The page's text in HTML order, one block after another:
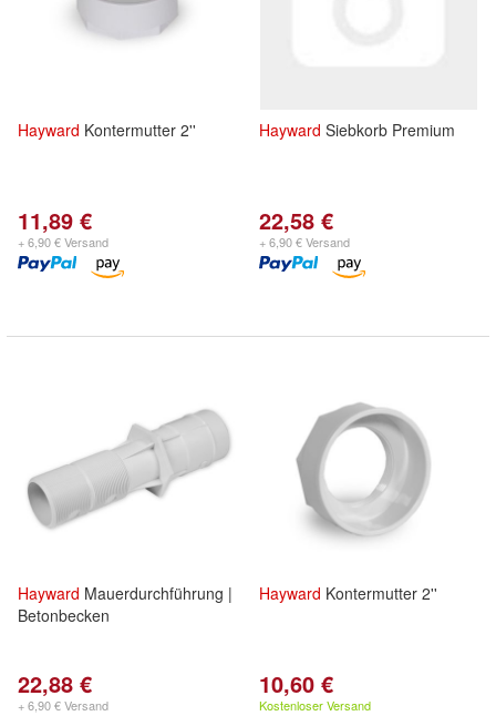
Hayward Kontermutter 2''
11,89 €
+ 6,90 € Versand
Hayward Siebkorb Premium
22,58 €
+ 6,90 € Versand
Hayward Mauerdurchführung |
Betonbecken
22,88 €
+ 6,90 € Versand
Hayward Kontermutter 2''
10,60 €
Kostenloser Versand